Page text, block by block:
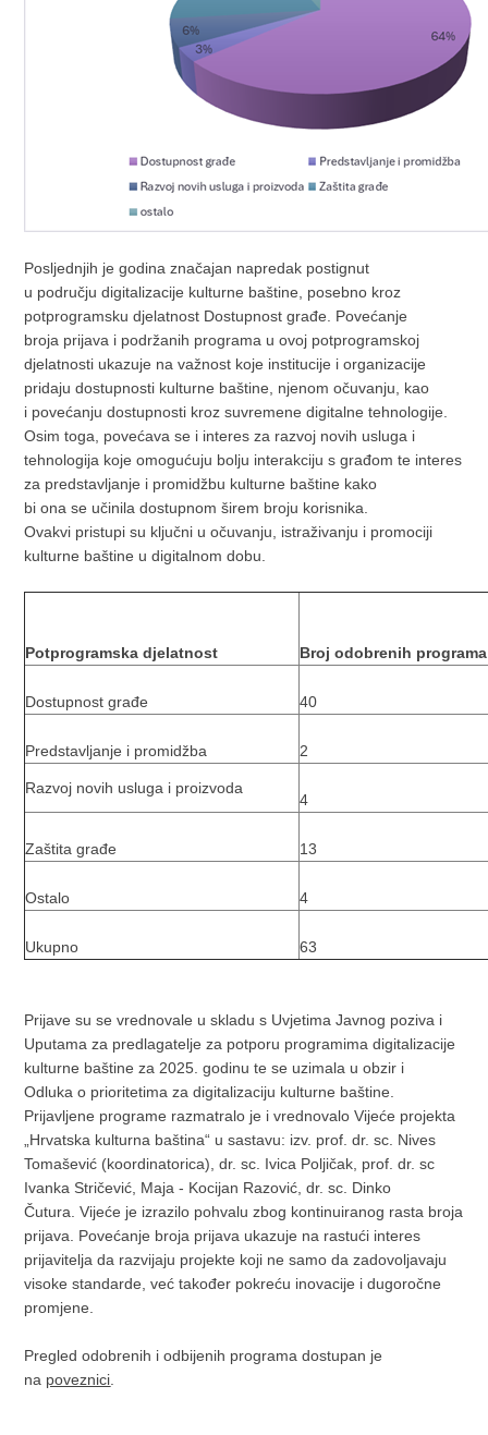
Posljednjih je godina značajan napredak postignut
u području digitalizacije kulturne baštine, posebno kroz
potprogramsku djelatnost Dostupnost građe. Povećanje
broja prijava i podržanih programa u ovoj potprogramskoj
djelatnosti ukazuje na važnost koje institucije i organizacije
pridaju dostupnosti kulturne baštine, njenom očuvanju, kao
i povećanju dostupnosti kroz suvremene digitalne tehnologije.
Osim toga, povećava se i interes za razvoj novih usluga i
tehnologija koje omogućuju bolju interakciju s građom te interes
za predstavljanje i promidžbu kulturne baštine kako
bi ona se učinila dostupnom širem broju korisnika.
Ovakvi pristupi su ključni u očuvanju, istraživanju i promociji
kulturne baštine u digitalnom dobu.
Potprogramska djelatnost Broj odobrenih programa
Dostupnost građe 40
Predstavljanje i promidžba 2
Razvoj novih usluga i proizvoda
4
Zaštita građe 13
Ostalo 4
Ukupno 63
Prijave su se vrednovale u skladu s Uvjetima Javnog poziva i
Uputama za predlagatelje za potporu programima digitalizacije
kulturne baštine za 2025. godinu te se uzimala u obzir i
Odluka o prioritetima za digitalizaciju kulturne baštine.
Prijavljene programe razmatralo je i vrednovalo Vijeće projekta
„Hrvatska kulturna baština“ u sastavu: izv. prof. dr. sc. Nives
Tomašević (koordinatorica), dr. sc. Ivica Poljičak, prof. dr. sc
Ivanka Stričević, Maja - Kocijan Razović, dr. sc. Dinko
Čutura. Vijeće je izrazilo pohvalu zbog kontinuiranog rasta broja
prijava. Povećanje broja prijava ukazuje na rastući interes
prijavitelja da razvijaju projekte koji ne samo da zadovoljavaju
visoke standarde, već također pokreću inovacije i dugoročne
promjene.
Pregled odobrenih i odbijenih programa dostupan je
na poveznici